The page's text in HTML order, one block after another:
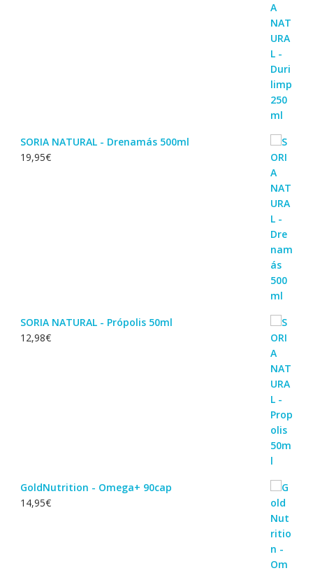
SORIA NATURAL - Drenamás 500ml
19,95€
SORIA NATURAL - Própolis 50ml
12,98€
GoldNutrition - Omega+ 90cap
14,95€